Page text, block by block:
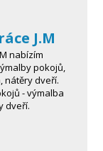
J.M
nabízím
pokojů,
nátěry dveří.
- výmalba
dveří.